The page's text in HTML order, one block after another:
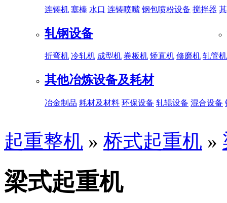
连铸机 塞棒 水口 连铸喷嘴 钢包喷粉设备 搅拌器
轧钢设备
折弯机 冷轧机 成型机 卷板机 矫直机 修磨机 轧管机
其他冶炼设备及耗材
冶金制品 耗材及材料 环保设备 轧辊设备 混合设备
起重整机 » 桥式起重机 »
梁式起重机